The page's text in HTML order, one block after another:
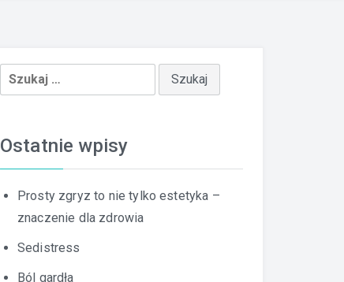
Szukaj:
Ostatnie wpisy
Prosty zgryz to nie tylko estetyka –
znaczenie dla zdrowia
Sedistress
Ból gardła